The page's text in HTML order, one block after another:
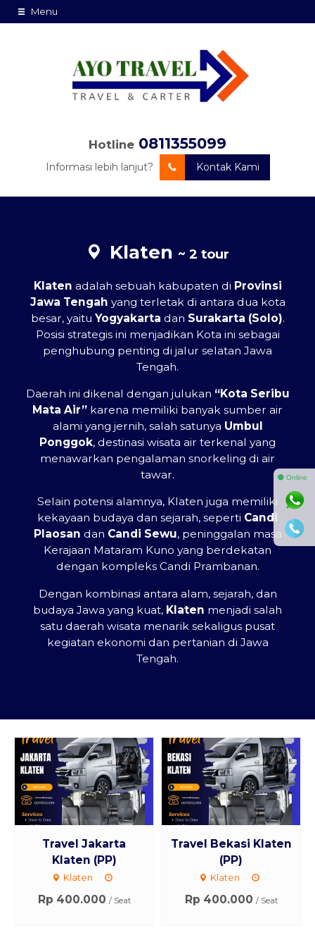
Menu
Hotline 0811355099
Informasi lebih lanjut? Kontak Kami
Klaten ~ 2 tour
Klaten adalah sebuah kabupaten di Provinsi
Jawa Tengah yang terletak di antara dua kota
besar, yaitu Yogyakarta dan Surakarta (Solo).
Posisi strategis ini menjadikan Kota ini sebagai
penghubung penting di jalur selatan Jawa
Tengah.
Daerah ini dikenal dengan julukan “Kota Seribu
Mata Air” karena memiliki banyak sumber air
alami yang jernih, salah satunya Umbul
Ponggok, destinasi wisata air terkenal yang
menawarkan pengalaman snorkeling di air
tawar.
Selain potensi alamnya, Klaten juga memiliki
kekayaan budaya dan sejarah, seperti Candi
Plaosan dan Candi Sewu, peninggalan masa
Kerajaan Mataram Kuno yang berdekatan
dengan kompleks Candi Prambanan.
Dengan kombinasi antara alam, sejarah, dan
budaya Jawa yang kuat, Klaten menjadi salah
satu daerah wisata menarik sekaligus pusat
kegiatan ekonomi dan pertanian di Jawa
Tengah.
Travel Jakarta
Klaten (PP)
Klaten
Rp 400.000 / Seat
Travel Bekasi Klaten
(PP)
Klaten
Rp 400.000 / Seat
⚫ Online